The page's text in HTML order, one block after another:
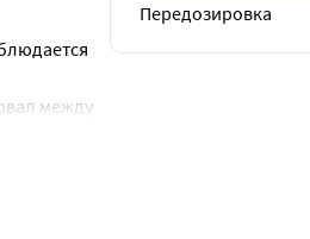
между
а
Передозировка